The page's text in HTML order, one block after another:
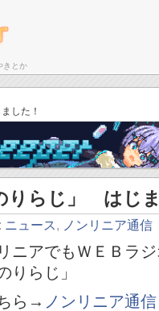
きとか
した！
りらじ」 はじ
ニュース , ノンリニア通
ニアでもＷＥＢラ
らじ」
ら→ ノンリニア通信